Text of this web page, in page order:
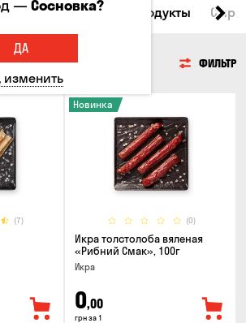
Рыба Морепродукты
ФИЛЬТР
(7) (0)
Новинка
Икра толстолоба вяленая
«Рибний Смак», 100г
Икра
0,00
грн за 1
—Сосновка?
ДА
изменить